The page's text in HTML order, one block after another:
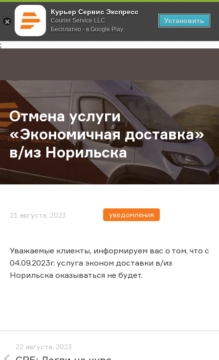
Курьер Сервис Экспресс
Courier Service LLC
Бесплатно - в Google Play
Установить
;
Главная О компании Новости Отмена услуги «Экономичная
Отмена услуги
«Экономичная доставка»
в/из Норильска
21 августа, 2023 уведомления
Уважаемые клиенты, информируем вас о том, что с
04.09.2023г. услуга эконом доставки в/из
Норильска оказываться не будет.
22 августа, 2023